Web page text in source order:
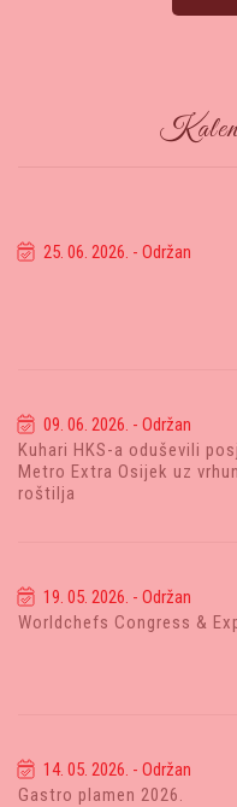
25. 06. 2026. - Održan
09. 06. 2026. - Održan
Kuhari HKS-a oduševili
Metro Extra Osijek uz
roštilja
19. 05. 2026. - Održan
Worldchefs Congress &
14. 05. 2026. - Održan
Gastro plamen 2026.